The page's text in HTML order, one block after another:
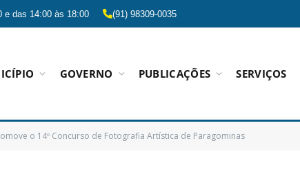
e das 14:00 às 18:00 (91) 98309-0035
GOVERNO PUBLICAÇÕES SERVIÇOS
o 14º Concurso de Fotografia Artística de Paragominas